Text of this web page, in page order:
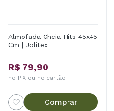
Almofada Cheia Hits 45x45
Cm | Jolitex
R$ 79,90
no PIX ou no cartão
Comprar